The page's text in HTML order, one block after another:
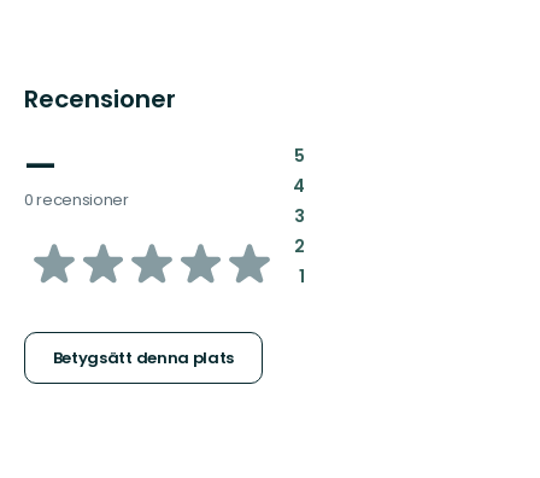
Recensioner
—
0 recensioner
av
stjärnor
Betygsätt denna plats
5:
4:
3:
2:
1: